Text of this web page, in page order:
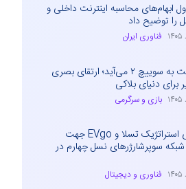
ابهام‌های محاسبه اینترنت داخلی و
را توضیح داد
فناوری ایران
ماینکرفت به سوییچ ۲ می‌آید؛ ارتقای بصری
برای دنیای بلاکی
بازی و سرگرمی
همکاری استراتژیک تسلا و EVgo جهت
سوپرشارژرهای نسل چهارم در
فناوری و دیجیتال